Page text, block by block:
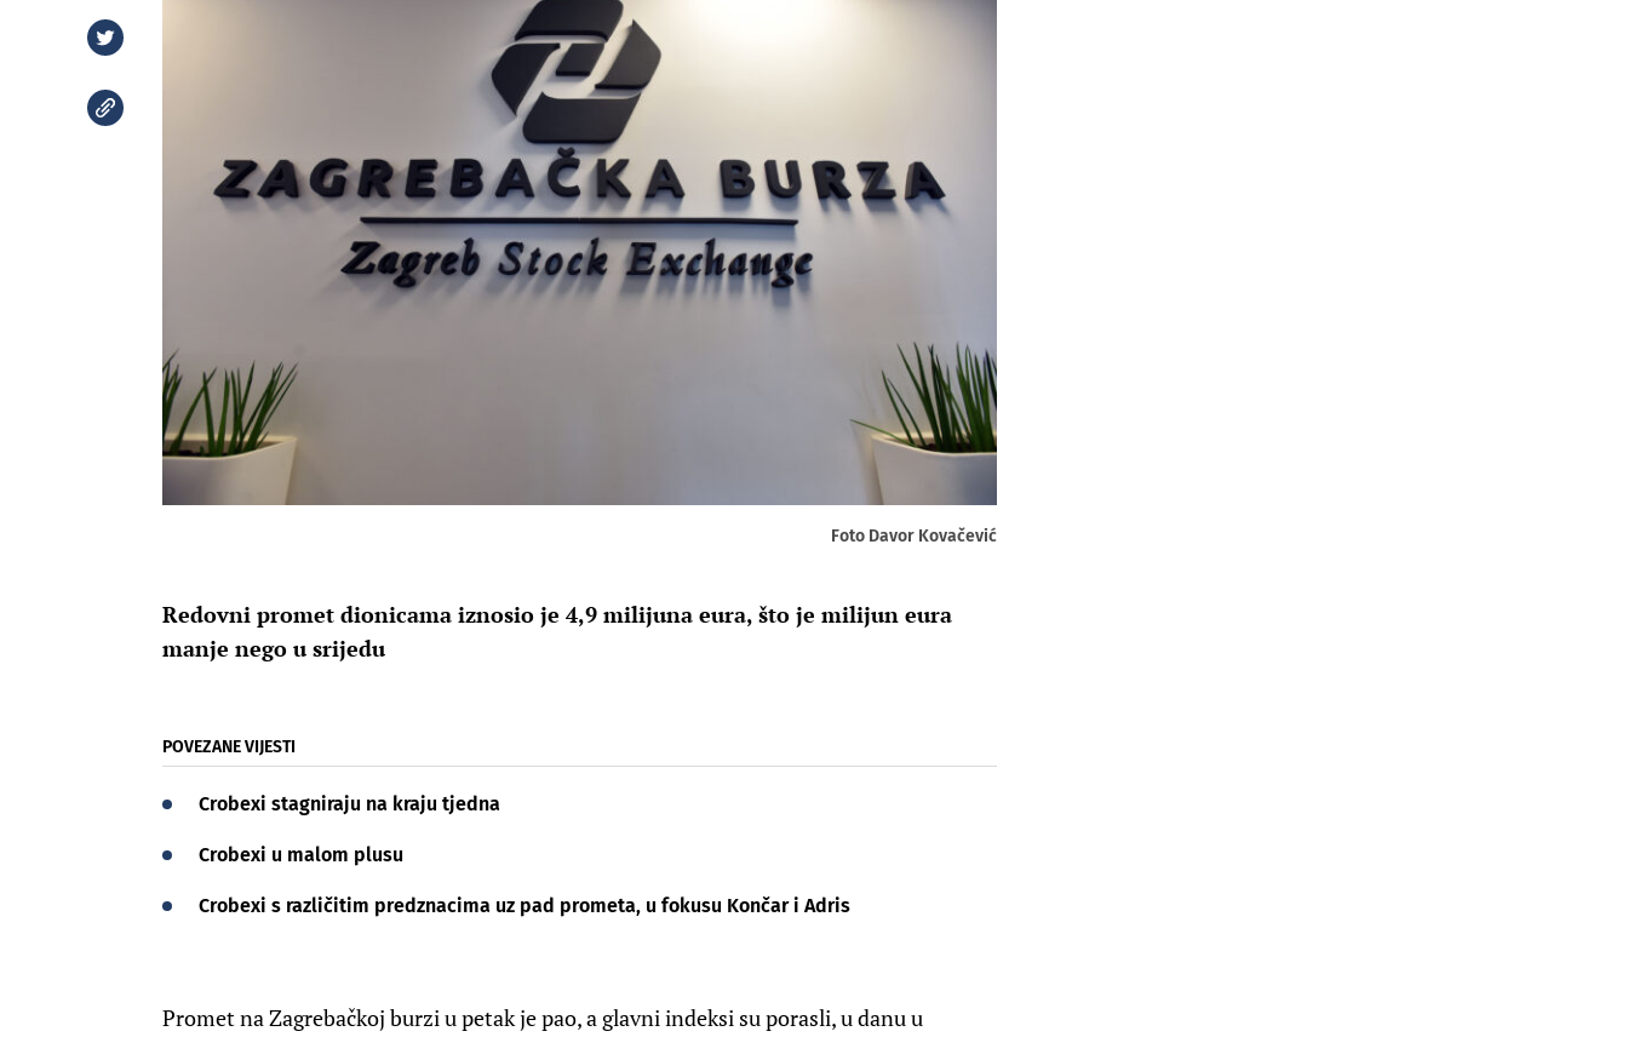
Foto Davor Kovačević
Redovni promet dionicama iznosio je 4,9 milijuna eura, što je milijun eura
manje nego u srijedu
POVEZANE VIJESTI
Crobexi stagniraju na kraju tjedna
Crobexi u malom plusu
Crobexi s različitim predznacima uz pad prometa, u fokusu Končar i Adris
Promet na Zagrebačkoj burzi u petak je pao, a glavni indeksi su porasli, u danu u